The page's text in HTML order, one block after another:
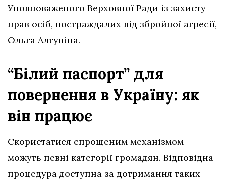
Уповноваженого Верховної Ради із захисту
прав осіб, постраждалих від збройної агресії,
Ольга Алтуніна.
“Білий паспорт” для
повернення в Україну: як
він працює
Скористатися спрощеним механізмом
можуть певні категорії громадян. Відповідна
процедура доступна за дотримання таких